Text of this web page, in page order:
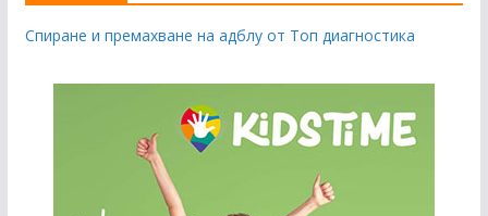
Спиране и премахване на адблу от Топ диагностика